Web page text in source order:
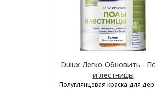
Dulux Легко Обновить -
и лестницы
Полуглянцевая краска для